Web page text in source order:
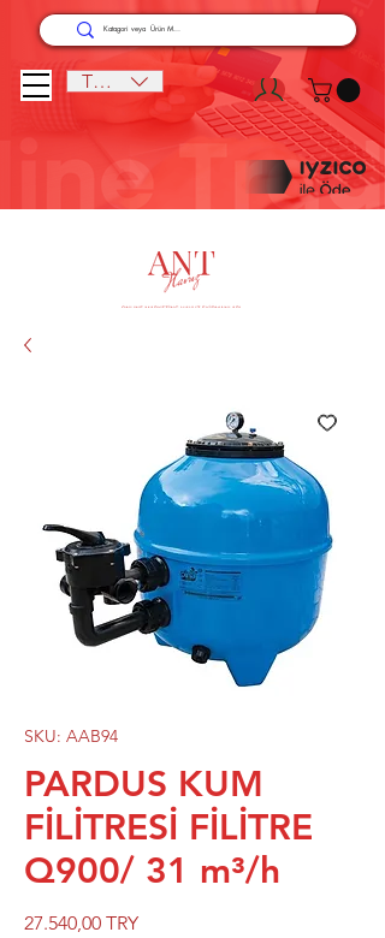
TRY (₺)
SKU: AAB94
PARDUS KUM
FİLİTRESİ FİLİTRE
Q900/ 31 m³/h
27.540,00 TRYΤιμή